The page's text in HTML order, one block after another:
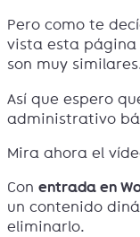
Pero como te
vista esta
son muy
Así que espero
administrativo
Mira ahora el
Con entrada en
un contenido
eliminarlo.